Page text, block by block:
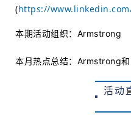
彩
活
(https://
本期活动组织： Armstrong
本月热点总结：Armstrong
活动